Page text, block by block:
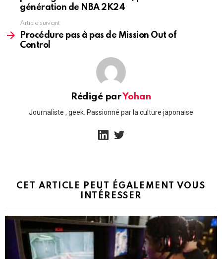
génération de NBA 2K24
Article suivant
Procédure pas à pas de Mission Out of
Control
Rédigé parYohan
Journaliste , geek. Passionné par la culture japonaise
linkedin
CET ARTICLE PEUT ÉGALEMENT VOUS
INTÉRESSER